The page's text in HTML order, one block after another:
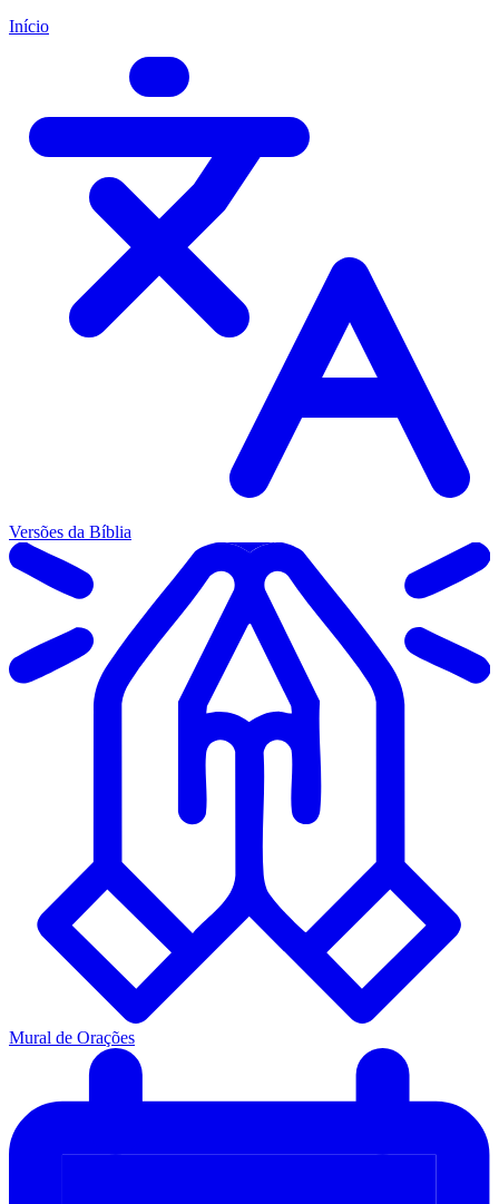
Início
Versões da Bíblia
Mural de Orações